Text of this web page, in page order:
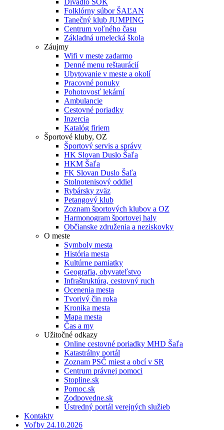
Divadlo ŠOK
Folklórny súbor ŠAĽAN
Tanečný klub JUMPING
Centrum voľného času
Základná umelecká škola
Záujmy
Wifi v meste zadarmo
Denné menu reštaurácií
Ubytovanie v meste a okolí
Pracovné ponuky
Pohotovosť lekární
Ambulancie
Cestovné poriadky
Inzercia
Katalóg firiem
Športové kluby, OZ
Športový servis a správy
HK Slovan Duslo Šaľa
HKM Šaľa
FK Slovan Duslo Šaľa
Stolnotenisový oddiel
Rybársky zväz
Petangový klub
Zoznam športových klubov a OZ
Harmonogram športovej haly
Občianske združenia a neziskovky
O meste
Symboly mesta
História mesta
Kultúrne pamiatky
Geografia, obyvateľstvo
Infraštruktúra, cestovný ruch
Ocenenia mesta
Tvorivý čin roka
Kronika mesta
Mapa mesta
Čas a my
Užitočné odkazy
Online cestovné poriadky MHD Šaľa
Katastrálny portál
Zoznam PSČ miest a obcí v SR
Centrum právnej pomoci
Stopline.sk
Pomoc.sk
Zodpovedne.sk
Ústredný portál verejných služieb
Kontakty
Voľby 24.10.2026